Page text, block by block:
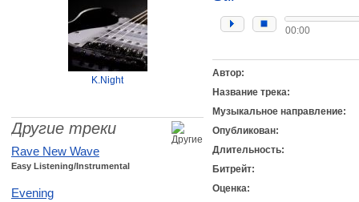
K.Night
Другие треки
Rave New Wave
Easy Listening/Instrumental
Evening
00:00
Автор:
Название трека:
Музыкальное направление:
Опубликован:
Длительность:
Битрейт:
Оценка: